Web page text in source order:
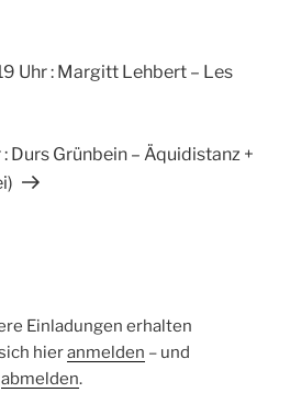
Uhr : Margitt Lehbert – Les
Durs Grünbein – Äquidistanz +
Einladungen erhalten
hieranmelden – und
abmelden.